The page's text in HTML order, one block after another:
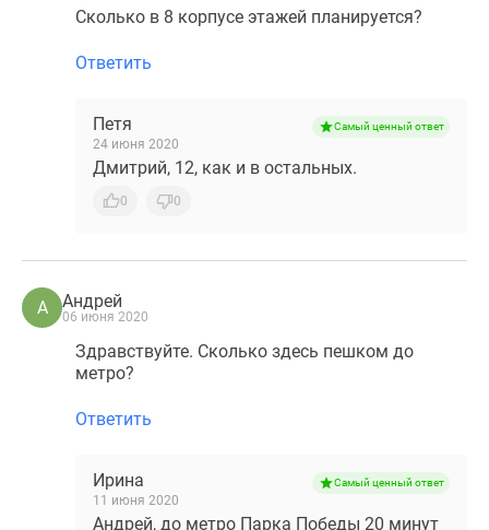
Сколько в 8 корпусе этажей планируется?
Ответить
Петя
24 июня 2020
Самый ценный ответ
Дмитрий, 12, как и в остальных.
0 0
А Андрей
06 июня 2020
Здравствуйте. Сколько здесь пешком до
метро?
Ответить
Ирина
11 июня 2020
Самый ценный ответ
Андрей, до метро Парка Победы 20 минут